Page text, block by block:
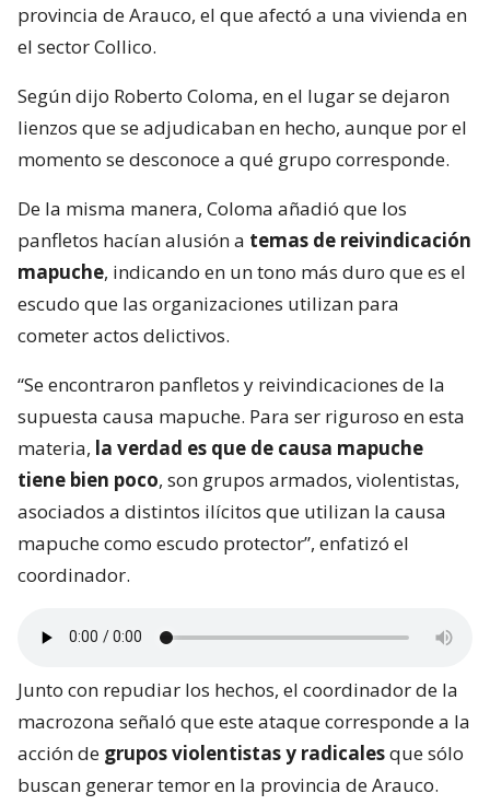
provincia de Arauco, el que afectó a una vivienda en
el sector Collico.
Según dijo Roberto Coloma, en el lugar se dejaron
lienzos que se adjudicaban en hecho, aunque por el
momento se desconoce a qué grupo corresponde.
De la misma manera, Coloma añadió que los
panfletos hacían alusión a temas de reivindicación
mapuche, indicando en un tono más duro que es el
escudo que las organizaciones utilizan para
cometer actos delictivos.
“Se encontraron panfletos y reivindicaciones de la
supuesta causa mapuche. Para ser riguroso en esta
materia, la verdad es que de causa mapuche
tiene bien poco, son grupos armados, violentistas,
asociados a distintos ilícitos que utilizan la causa
mapuche como escudo protector”, enfatizó el
coordinador.
Junto con repudiar los hechos, el coordinador de la
macrozona señaló que este ataque corresponde a la
acción de grupos violentistas y radicalesque sólo
buscan generar temor en la provincia de Arauco.